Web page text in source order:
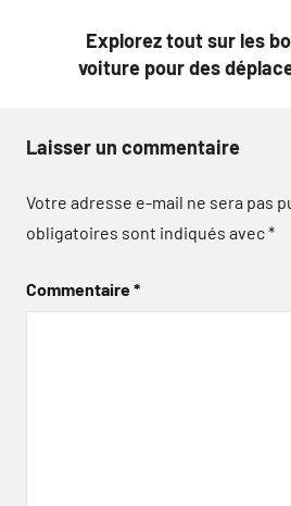
Explorez tout sur les
voiture pour des
Laisser un commentaire
Votre adresse e-mail ne sera pas
obligatoires sont indiqués avec*
Commentaire*